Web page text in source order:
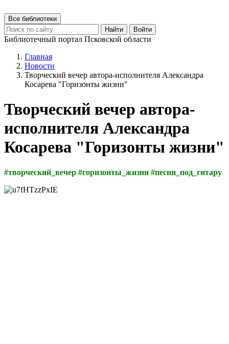
Все библиотеки
Найти
Войти
Библиотечный портал Псковской области
Главная
Новости
Творческий вечер автора-исполнителя Александра
Косарева "Горизонты жизни"
Творческий вечер автора-
исполнителя Александра
Косарева "Горизонты жизни"
#творческий_вечер #горизонты_жизни #песни_под_гитару